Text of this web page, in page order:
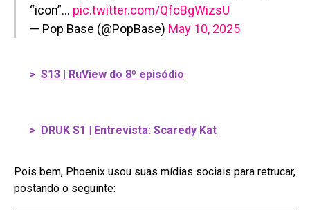
“icon”… pic.twitter.com/QfcBgWizsU
— Pop Base (@PopBase) May 10, 2025
> S13 | RuView do 8º episódio
> DRUK S1 | Entrevista: Scaredy Kat
Pois bem, Phoenix usou suas mídias sociais para retrucar,
postando o seguinte: